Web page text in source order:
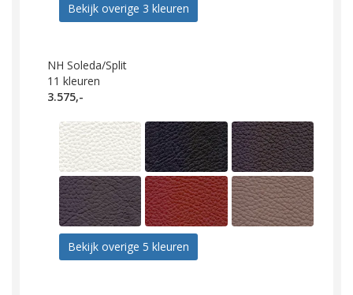
Bekijk overige 3 kleuren
NH Soleda/Split
11 kleuren
3.575,-
Bekijk overige 5 kleuren